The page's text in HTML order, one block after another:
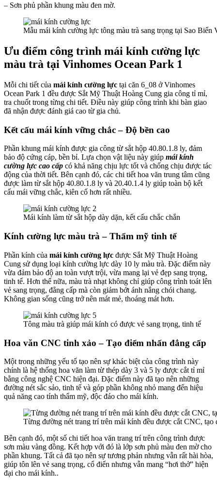
– Sơn phủ phần khung màu đen mờ.
Mẫu mái kính cường lực tông màu trà sang trọng tại Sao Biển
Ưu điểm công trình mái kính cường lực
màu trà tại Vinhomes Ocean Park 1
Mỗi chi tiết của mái kính cường lực tại căn 6_08 ở Vinhomes
Ocean Park 1 đều được Sắt Mỹ Thuật Hoàng Cung gia công tỉ mỉ,
tra chuốt trong từng chi tiết. Điều này giúp công trình khi bàn giao
đã nhận được đánh giá cao từ gia chủ.
Kết cấu mái kính vững chắc – Độ bền cao
Phần khung mái kính được gia công từ sắt hộp 40.80.1.8 ly, đảm
bảo độ cứng cáp, bền bỉ. Lựa chọn vật liệu này giúp mái kính
cường lực cao cấp có khả năng chịu lực tốt và chống chịu được tác
động của thời tiết. Bên cạnh đó, các chi tiết hoa văn trung tâm cũng
được làm từ sắt hộp 40.80.1.8 ly và 20.40.1.4 ly giúp toàn bộ kết
cấu mái vững chắc, kiên cố hơn rất nhiều.
Mái kính làm từ sắt hộp dày dặn, kết cấu chắc chắn
Kính cường lực màu trà – Thẩm mỹ tinh tế
Phần kính của mái kính cường lực được Sắt Mỹ Thuật Hoàng
Cung sử dụng loại kính cường lực dày 10 ly màu trà. Đặc điểm này
vừa đảm bảo độ an toàn vượt trội, vừa mang lại vẻ đẹp sang trọng,
tinh tế. Hơn thế nữa, màu trà nhạt không chỉ giúp công trình toát lên
vẻ sang trọng, đẳng cấp mà còn giảm bớt ánh nắng chói chang.
Không gian sống cũng trở nên mát mẻ, thoáng mát hơn.
Tông màu trà giúp mái kính có được vẻ sang trọng, tinh tế
Hoa văn CNC tinh xảo – Tạo điểm nhấn đẳng cấp
Một trong những yếu tố tạo nên sự khác biệt của công trình này
chính là hệ thống hoa văn làm từ thép dày 3 và 5 ly được cắt tỉ mỉ
bằng công nghệ CNC hiện đại. Đặc điểm này đã tạo nên những
đường nét sắc sảo, tinh tế và góp phần không nhỏ mang đến hiệu
quả năng cao tính thẩm mỹ, độc đáo cho mái kính.
Từng đường nét trang trí trên mái kính đều được cắt CNC, tạo
Bên cạnh đó, một số chi tiết hoa văn trang trí trên công trình được
sơn màu vàng đồng. Kết hợp với đó là lớp sơn phủ màu đen mờ cho
phần khung. Tất cả đã tạo nên sự tương phản nhưng vẫn rất hài hòa,
giúp tôn lên vẻ sang trọng, cổ điển nhưng vẫn mang “hơi thở” hiện
đại cho mái kính..